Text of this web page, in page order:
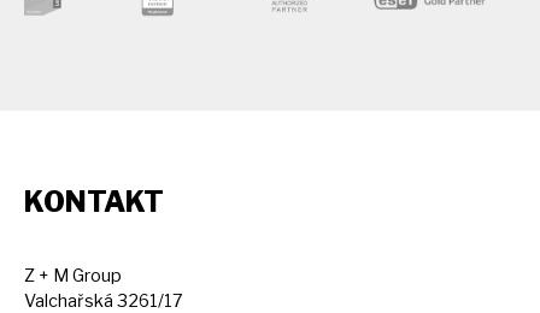
KONTAKT
Z + M Group
Valchařská 3261/17